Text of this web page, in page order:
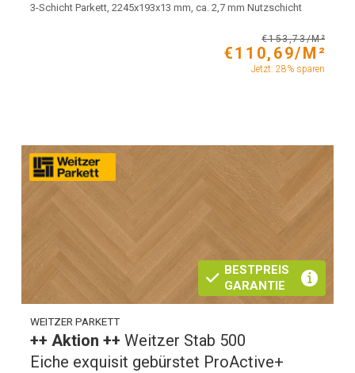
3-Schicht Parkett, 2245x193x13 mm, ca. 2,7 mm Nutzschicht
€153,73/M²
€110,69/M²
Jetzt: 28% sparen
BESTPREIS
GARANTIE
WEITZER PARKETT
++ Aktion ++Weitzer Stab 500
Eiche exquisit gebürstet ProActive+